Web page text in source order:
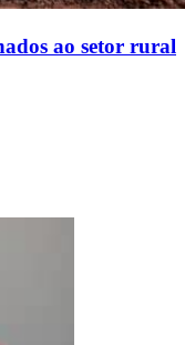
ao setor rural